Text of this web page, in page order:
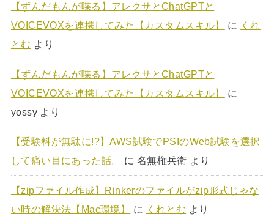
【ずんだもんが喋る】アレクサとChatGPTと
VOICEVOXを連携してみた【カスタムスキル】
に
くれ
とむ より
【ずんだもんが喋る】アレクサとChatGPTと
VOICEVOXを連携してみた【カスタムスキル】
に
yossyより
【受験料が無駄に!?】AWS試験でPSIのWeb試験を選択
して痛い目にあった話。
に 名無権兵衛 より
【zipファイル作成】Rinkerのファイルがzip形式じゃな
い時の解決法【Mac環境】
に くれとむ より